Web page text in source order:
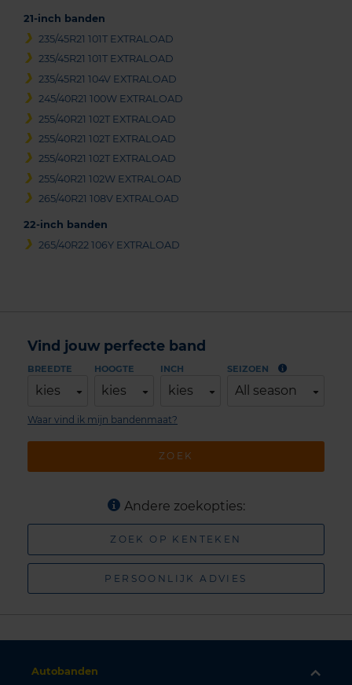
21-inch banden
235/45R21 101T EXTRALOAD
235/45R21 101T EXTRALOAD
235/45R21 104V EXTRALOAD
245/40R21 100W EXTRALOAD
255/40R21 102T EXTRALOAD
255/40R21 102T EXTRALOAD
255/40R21 102T EXTRALOAD
255/40R21 102W EXTRALOAD
265/40R21 108V EXTRALOAD
22-inch banden
265/40R22 106Y EXTRALOAD
Vind jouw perfecte band
BREEDTE
kies
HOOGTE
kies
INCH
kies
SEIZOEN
All season
ZOEK
Waar vind ik mijn bandenmaat?
Andere zoekopties:
ZOEK OP KENTEKEN
PERSOONLIJK ADVIES
Autobanden